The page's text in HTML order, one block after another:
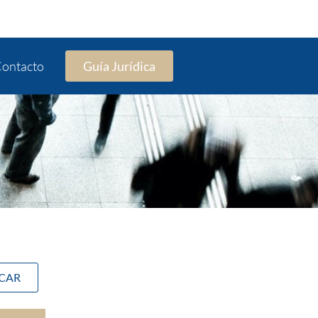
Guía Jurídica